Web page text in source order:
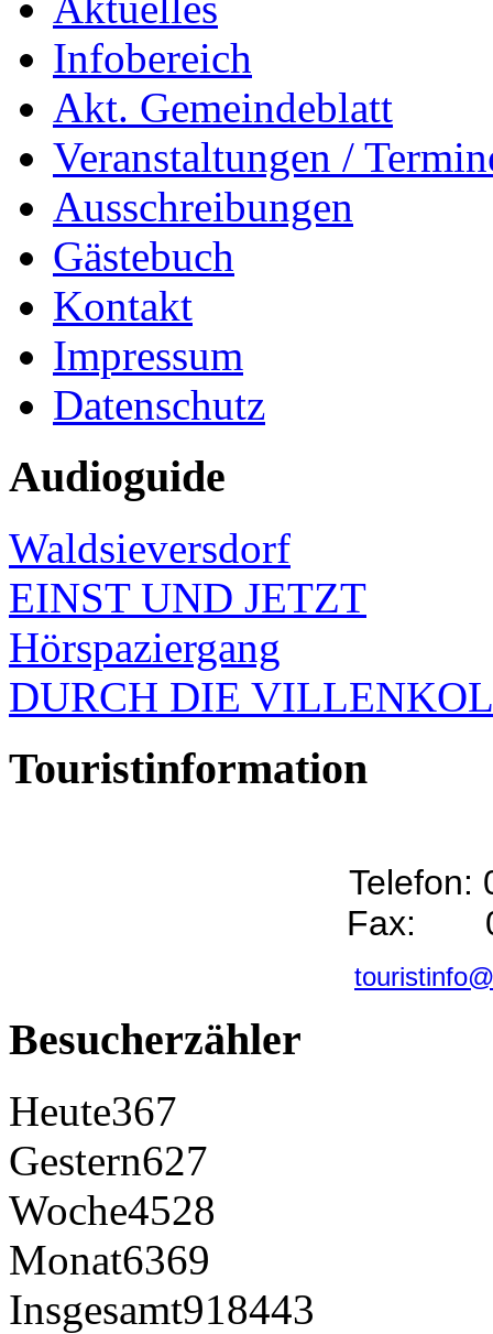
Infobereich
Akt. Gemeindeblatt
Veranstaltungen /
Ausschreibungen
Gästebuch
Kontakt
Impressum
Datenschutz
Audioguide
Waldsieversdorf
EINST UND JETZT
Hörspaziergang
DURCH DIE
Touristinformation
Telefon:
Fax:
Besucherzähler
Heute367
Gestern627
Woche4528
Monat6369
Insgesamt918443